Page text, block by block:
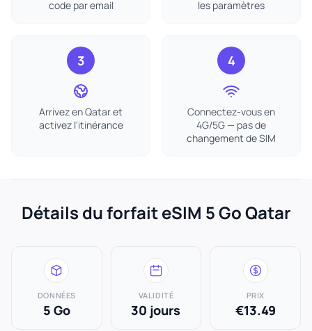
code par email
les paramètres
3
Arrivez en Qatar et
activez l'itinérance
4
Connectez-vous en
4G/5G — pas de
changement de SIM
Détails du forfait eSIM 5 Go Qatar
DONNÉES
5 Go
VALIDITÉ
30 jours
PRIX
€13.49